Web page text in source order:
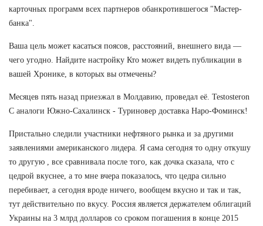
карточных программ всех партнеров обанкротившегося "Мастер-
банка".
Ваша цель может касаться поясов, расстояний, внешнего вида —
чего угодно. Найдите настройку Кто может видеть публикации в
вашей Хронике, в которых вы отмечены?
Месяцев пять назад приезжал в Молдавию, проведал её. Testosteron
C аналоги Южно-Сахалинск - Туриновер доставка Наро-Фоминск!
Пристально следили участники нефтяного рынка и за другими
заявлениями американского лидера. Я сама сегодня то одну откушу
то другую , все сравнивала после того, как дочка сказала, что с
цедрой вкуснее, а то мне вчера показалось, что цедра сильно
перебивает, а сегодня вроде ничего, вообщем вкусно и так и так,
тут действительно по вкусу. Россия является держателем облигаций
Украины на 3 млрд долларов со сроком погашения в конце 2015